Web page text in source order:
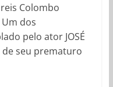
Colombo
dos
pelo ator JOSÉ
de seu prematuro